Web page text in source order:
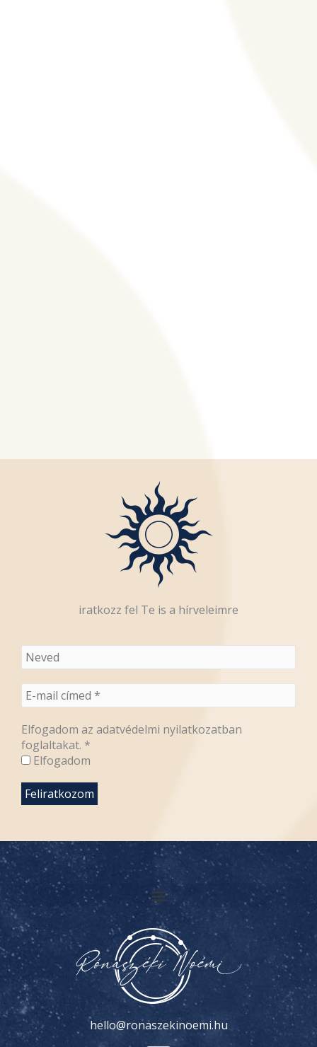
iratkozz fel Te is a hírveleimre
Elfogadom az adatvédelmi nyilatkozatban
foglaltakat. *
Elfogadom
hello@ronaszekinoemi.hu